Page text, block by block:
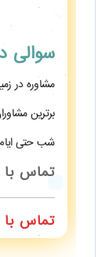
سوالی
مشاوره در
شب حتی
تماس
تماس با